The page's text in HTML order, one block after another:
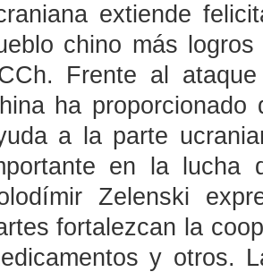
extiende
chino más
Frente al
ha proporcionado
a la parte
en la lucha
Zelenski
fortalezcan la
y otros.